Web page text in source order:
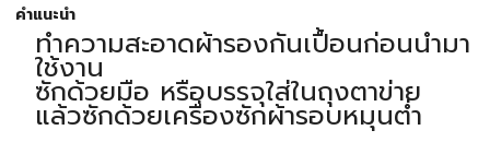
คำแนะนำ
ทำความสะอาดผ้ารองกันเปื้อนก่อนนำมา
ใช้งาน
ซักด้วยมือ หรือบรรจุใส่ในถุงตาข่าย
แล้วซักด้วยเครื่องซักผ้ารอบหมุนต่ำ